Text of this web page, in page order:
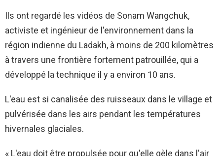
Ils ont regardé les vidéos de Sonam Wangchuk,
activiste et ingénieur de l'environnement dans la
région indienne du Ladakh, à moins de 200 kilomètres
à travers une frontière fortement patrouillée, qui a
développé la technique il y a environ 10 ans.
L'eau est si canalisée des ruisseaux dans le village et
pulvérisée dans les airs pendant les températures
hivernales glaciales.
« L'eau doit être propulsée pour qu'elle gèle dans l'air